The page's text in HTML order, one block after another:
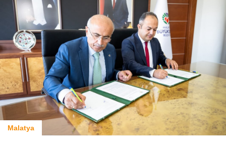
Malatya